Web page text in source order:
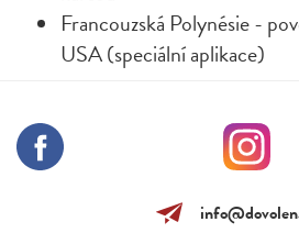
Francouzská Polynésie -
USA (speciální aplikace)